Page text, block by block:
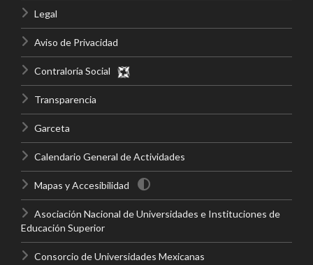
Legal
Aviso de Privacidad
Contraloría Social
Transparencia
Garceta
Calendario General de Actividades
Mapas y Accesibilidad
Asociación Nacional de Universidades e Instituciones de
Educación Superior
Consorcio de Universidades Mexicanas